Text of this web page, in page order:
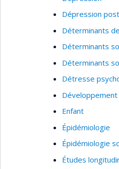
Dépression
Déterminants
Déterminants
Déterminants
Détresse
Enfant
Épidémiologie
Épidémiologie
Études